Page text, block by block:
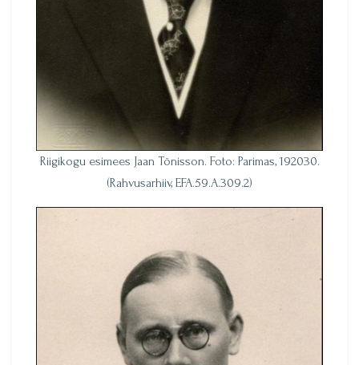
Riigikogu esimees Jaan Tõnisson. Foto: Parimas, 192030.
(Rahvusarhiiv, EFA.59.A.309.2)